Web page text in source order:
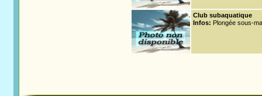
Club subaquatique
Infos: Plongée sous-